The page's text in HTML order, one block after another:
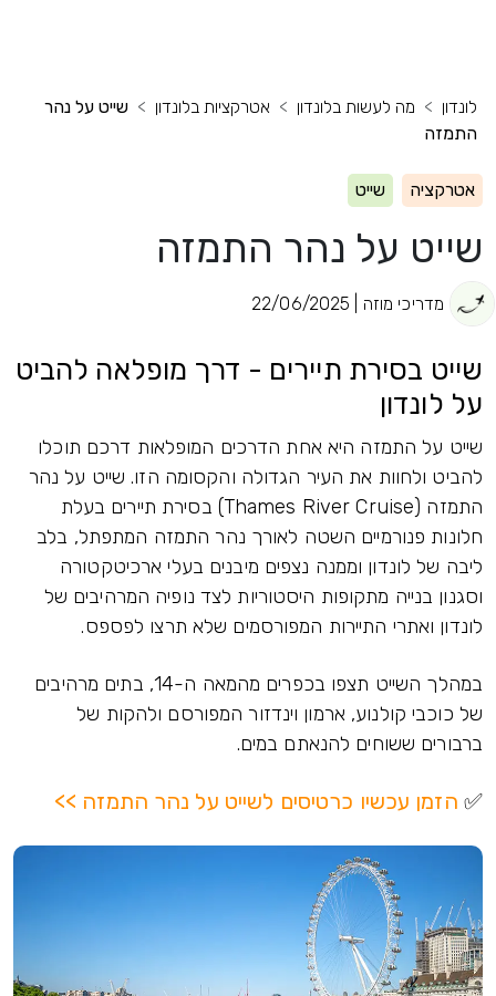
לונדון מה לעשות בלונדון אטרקציות בלונדון
שייט על נהר
התמזה
אטרקציה שייט
שייט על נהר התמזה
מדריכי מוזה | 22/06/2025
שייט בסירת תיירים - דרך מופלאה להביט
על לונדון
שייט על התמזה היא אחת הדרכים המופלאות דרכם תוכלו
להביט ולחוות את העיר הגדולה והקסומה הזו. שייט על נהר
התמזה (Thames River Cruise) בסירת תיירים בעלת
חלונות פנורמיים השטה לאורך נהר התמזה המתפתל, בלב
ליבה של לונדון וממנה נצפים מיבנים בעלי ארכיטקטורה
וסגנון בנייה מתקופות היסטוריות לצד נופיה המרהיבים של
לונדון ואתרי התיירות המפורסמים שלא תרצו לפספס.
במהלך השייט תצפו בכפרים מהמאה ה-14, בתים מרהיבים
של כוכבי קולנוע, ארמון וינדזור המפורסם ולהקות של
ברבורים ששוחים להנאתם במים.
✅ הזמן עכשיו כרטיסים לשייט על נהר התמזה >>